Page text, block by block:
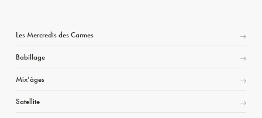
Les Mercredis des Carmes
Babillage
Mix’âges
Satellite